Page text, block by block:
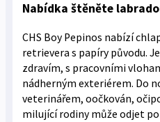
Nabídka štěněte
CHS Boy Pepinos nabízí
retrievera s papíry původu.
zdravím, s pracovními
nádherným exteriérem. Do
veterinářem, oočkován,
milující rodiny může odjet